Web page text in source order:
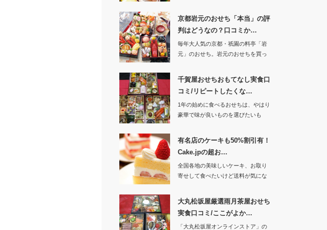
京都岩元のおせち「本当」の評
判はどうなの？口コミか…
毎年大人気の京都・祇園の料亭「岩
元」のおせち。岩元のおせちを買っ
千賀屋おせちおもてなし実食口
コミ/リピートしたくな…
1年の始めに食べるおせちは、やはり
豪華で味が良いものを選びたいも
有名店のケーキも50%割引有！
Cake.jpの超お…
全国各地の美味しいケーキ、お取り
寄せして食べたいけど送料が気にな
大丸松坂屋厳選雨月茶屋おせち
実食口コミ/ここがよか…
「大丸松坂屋オンラインストア」の